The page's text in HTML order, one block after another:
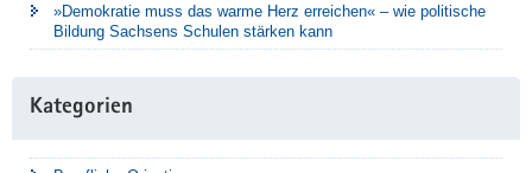
»Demokratie muss das warme Herz erreichen« – wie politische
Bildung Sachsens Schulen stärken kann
Kategorien